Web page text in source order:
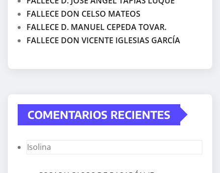
FALLECE DON CELSO MATEOS
FALLECE D. MANUEL CEPEDA TOVAR.
FALLECE DON VICENTE IGLESIAS GARCÍA
COMENTARIOS RECIENTES
Isolina